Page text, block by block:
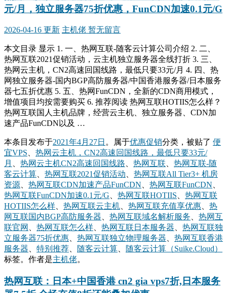
元/月，独立服务器75折优惠，FunCDN加速0.1元/G
2026-04-16 更新 主机佬 暂无留言
本文目录 显示 1. 一、热网互联-随客云计算公司介绍 2. 二、
热网互联2021促销活动，云主机独立服务器全线打折 3. 三、
热网云主机，CN2高速回国线路，最低只要33元/月 4. 四、热
网独立服务器-国内BGP高防服务器/中国香港服务器/日本服务
器七五折优惠 5. 五、热网FunCDN，全新的CDN商用模式，
增值项目均按需要购买 6. 推荐阅读 热网互联HOTIIS怎么样？
热网互联国人主机品牌，经营云主机、独立服务器、CDN加
速产品FunCDN以及 …
本条目发布于2021年4月27日 。属于优惠促销分类，被贴了 便
宜VPS
热网云主机，CN2高速回国线路，最低只要33元/
月
热网云主机CN2高速回国线路 热网互联
热网互联-随
客云计算
热网互联2021促销活动
热网互联All Tier3+ 机房
资源
热网互联CDN加速产品FunCDN 热网互联FunCDN
热网互联FunCDN加速0.1元/G
热网互联HOTIIS
热网互联
HOTIIS怎么样
热网互联云主机 热网互联充值享优惠
热
网互联国内BGP高防服务器
热网互联域名解析服务
热网互
联官网
热网互联怎么样 热网互联日本服务器
热网互联独
立服务器75折优惠
热网互联独立物理服务器
热网互联香港
服务器
特别推荐 随客云计算
随客云计算（Suike.Cloud）
标签。 作者是主机佬。
热网互联：日本+中国香港 cn2 gia vps7折,日本服务